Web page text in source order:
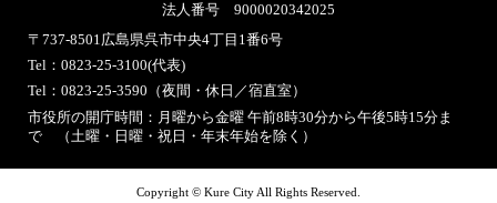
法人番号 9000020342025
〒737-8501広島県呉市中央4丁目1番6号
Tel：0823-25-3100(代表)
Tel：0823-25-3590（夜間・休日／宿直室）
市役所の開庁時間：月曜から金曜 午前8時30分から午後5時15分ま
で （土曜・日曜・祝日・年末年始を除く）
Copyright © Kure City All Rights Reserved.